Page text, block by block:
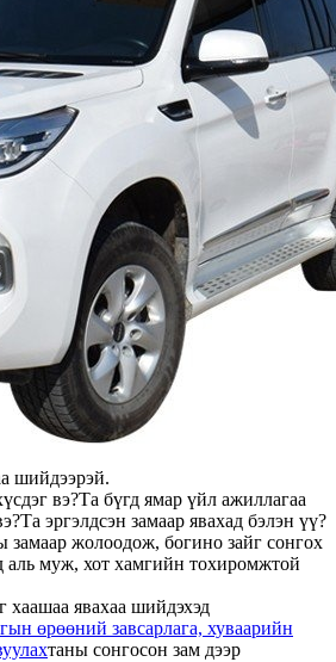
шийдээрэй.
вэ?Та бүгд ямар үйл ажиллагаа
эргэлдсэн замаар явахад бэлэн үү?
жолоодож, богино зайг сонгох
аль муж, хот хамгийн тохиромжтой
хаашаа явахаа шийдэхэд
өрөөний завсарлага, хуваарийн
таны сонгосон зам дээр